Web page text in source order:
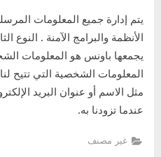
يتم إدارة جميع المعلومات
الأنظمة والبرامج الآمنة . النوع
يجمعها باونس هو المعلومات
المعلومات الشخصية التي تتيح
مثل الاسم أو عنوان البريد
عندما تزودنا به.
غير مصنف